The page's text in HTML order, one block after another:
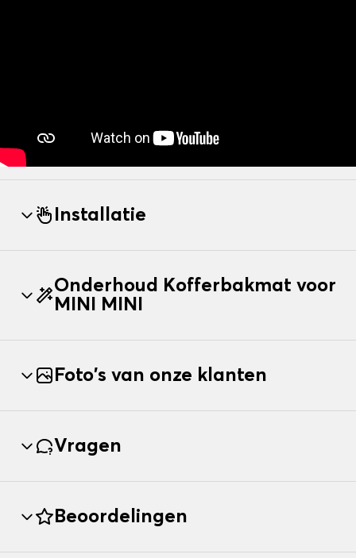
Installatie
Onderhoud Kofferbakmat voor
MINI MINI
Foto's van onze klanten
Vragen
Beoordelingen